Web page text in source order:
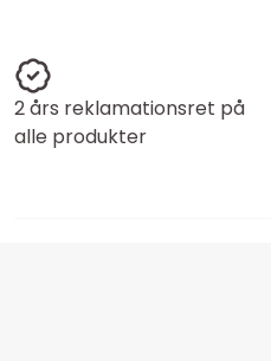
2 års reklamationsret på
alle produkter